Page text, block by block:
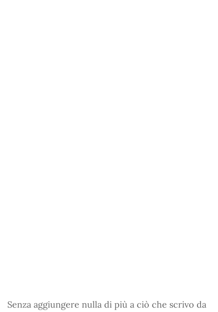
Senza aggiungere nulla di più a ciò che scrivo da